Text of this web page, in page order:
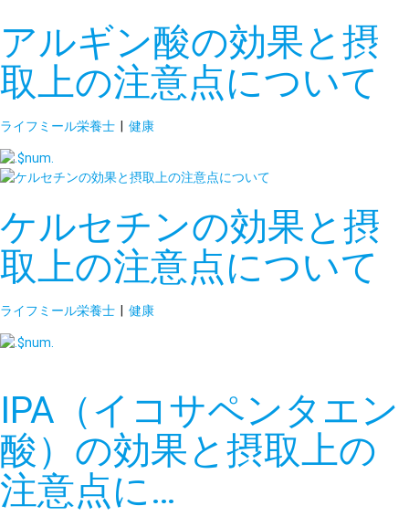
アルギン酸の効果と摂
取上の注意点について
ライフミール栄養士 | 健康
ケルセチンの効果と摂
取上の注意点について
ライフミール栄養士 | 健康
IPA（イコサペンタエン
酸）の効果と摂取上の
注意点に…